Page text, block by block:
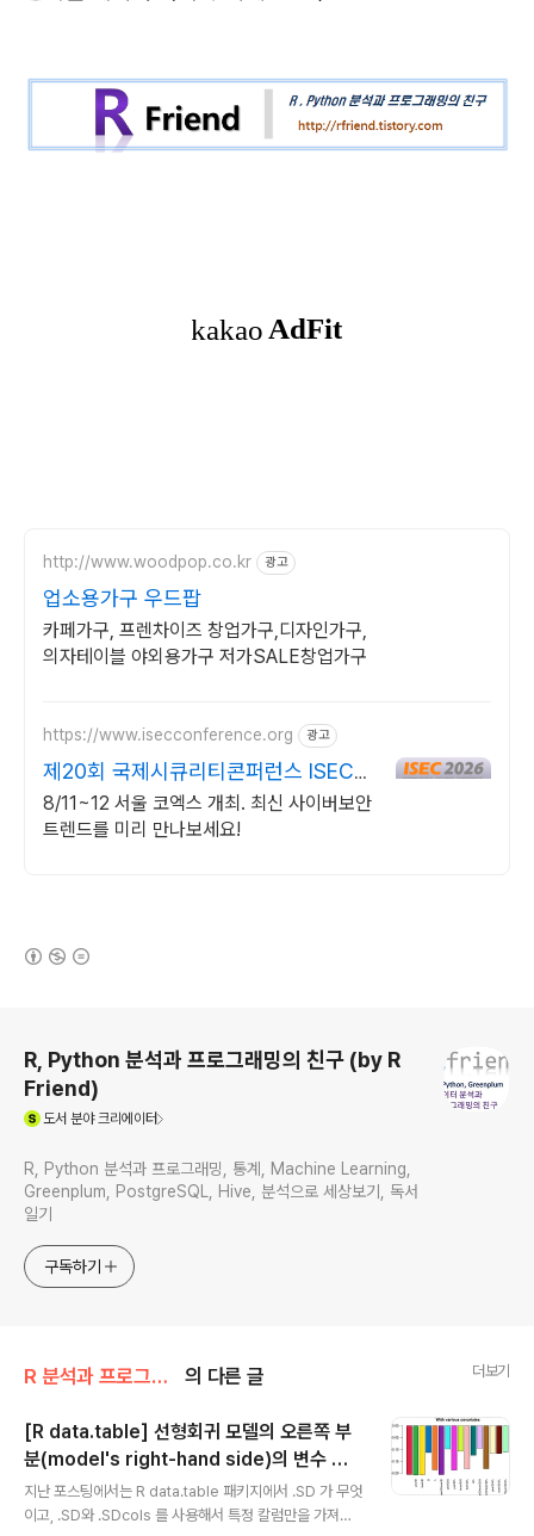
http://www.woodpop.co.kr 광고
업소용가구 우드팝
카페가구, 프렌차이즈 창업가구,디자인가구,
의자테이블 야외용가구 저가SALE창업가구
https://www.isecconference.org 광고
제20회 국제시큐리티콘퍼런스 ISEC
2026
8/11~12 서울 코엑스 개최. 최신 사이버보안
트렌드를 미리 만나보세요!
R, Python 분석과 프로그래밍의 친구 (by R
Friend)
도서 분야 크리에이터
R, Python 분석과 프로그래밍, 통계, Machine Learning,
Greenplum, PostgreSQL, Hive, 분석으로 세상보기, 독서
일기
구독하기
R 분석과 프로그래밍/R 데이터 전처리 의 다른 글 더보기
[R data.table] 선형회귀 모델의 오른쪽 부
분(model's right-hand side)의 변수 조
합을 간단하게 다루기
지난 포스팅에서는 R data.table 패키지에서 .SD 가 무엇
이고, .SD와 .SDcols 를 사용해서 특정 칼럼만을 가져오